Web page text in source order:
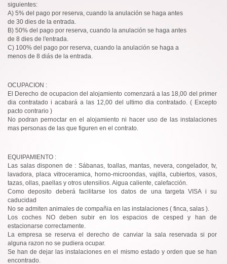
siguientes:
A) 5% del pago por reserva, cuando la anulación se haga antes
de 30 dies de la entrada.
B) 50% del pago por reserva, cuando la anulación se haga antes
de 8 dies de l'entrada.
C) 100% del pago por reserva, cuando la anulación se haga a
menos de 8 diás de la entrada.
OCUPACION :
El Derecho de ocupacion del alojamiento comenzará a las 18,00 del primer
dia contratado i acabará a las 12,00 del ultimo dia contratado. ( Excepto
pacto contrario )
No podran pernoctar en el alojamiento ni hacer uso de las instalaciones
mas personas de las que figuren en el contrato.
EQUIPAMIENTO :
Las salas disponen de : Sábanas, toallas, mantas, nevera, congelador, tv,
lavadora, placa vitroceramica, horno-microondas, vajilla, cubiertos, vasos,
tazas, ollas, paellas y otros utensilios. Aigua caliente, calefacción.
Como deposito deberá facilitarse los datos de una targeta VISA i su
caducidad
No se admiten animales de compañia en las instalaciones ( finca, salas ).
Los coches NO deben subir en los espacios de cesped y han de
estacionarse correctamente.
La empresa se reserva el derecho de canviar la sala reservada si por
alguna razon no se pudiera ocupar.
Se han de dejar las instalaciones en el mismo estado y orden que se han
encontrado.